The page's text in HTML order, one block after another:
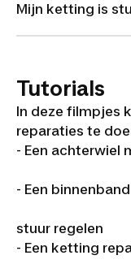
Mijn ketting is
Tutorials
In deze filmpjes
reparaties te
- Een achterwiel
- Een
- Een
- De
stuur regelen
- Een ketting
-